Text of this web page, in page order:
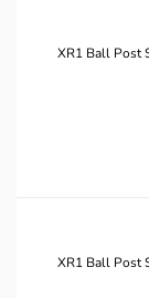
XR1 Ball Post
XR1 Ball Post